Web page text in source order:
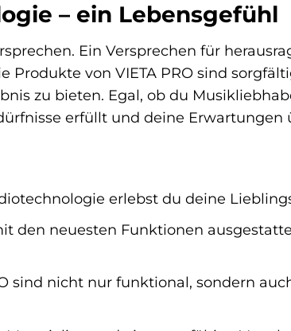
– ein Lebensgefühl
Ein Versprechen für
von VIETA PRO sind
zu bieten. Egal, ob du
erfüllt und deine Erwartungen
erlebst du deine
den neuesten Funktionen
sind nicht nur funktional, sondern